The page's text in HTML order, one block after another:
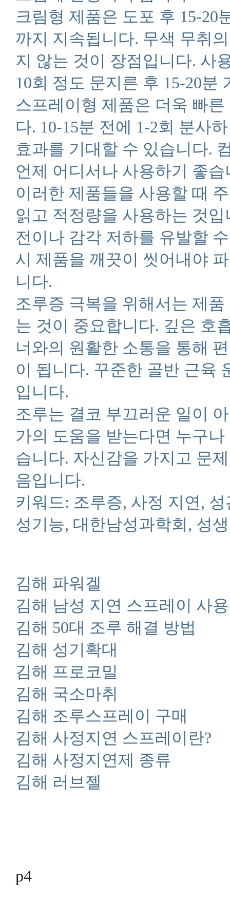
크림형 제품은 도포 후 15-20
까지 지속됩니다. 무색 무취
지 않는 것이 장점입니다. 사
10회 정도 문지른 후 15-20분
스프레이형 제품은 더욱 빠
다. 10-15분 전에 1-2회 분사
효과를 기대할 수 있습니다.
언제 어디서나 사용하기 좋습
이러한 제품들을 사용할 때
읽고 적정량을 사용하는 것
전이나 감각 저하를 유발할
시 제품을 깨끗이 씻어내야
니다.
조루증 극복을 위해서는 제
는 것이 중요합니다. 깊은 호
너와의 원활한 소통을 통해
이 됩니다. 꾸준한 골반 근육
입니다.
조루는 결코 부끄러운 일이
가의 도움을 받는다면 누구
습니다. 자신감을 가지고 문
음입니다.
키워드: 조루증, 사정 지연,
성기능, 대한남성과학회, 성
김해 파워겔
김해 남성 지연 스프레이 사
김해 50대 조루 해결 방법
김해 성기확대
김해 프로코밀
김해 국소마취
김해 조루스프레이 구매
김해 사정지연 스프레이란?
김해 사정지연제 종류
김해 러브젤
p4